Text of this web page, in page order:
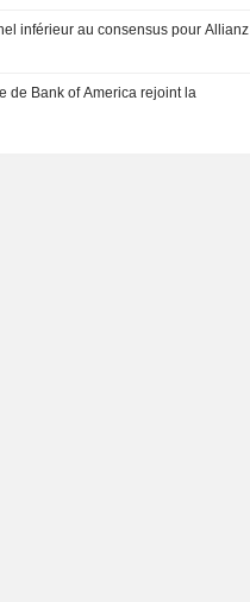
inférieur au consensus pour Allianz
de Bank of America rejoint la